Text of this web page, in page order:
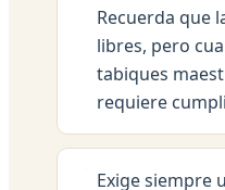
Recuerda que
libres, pero
tabiques
requiere
Exige siempre